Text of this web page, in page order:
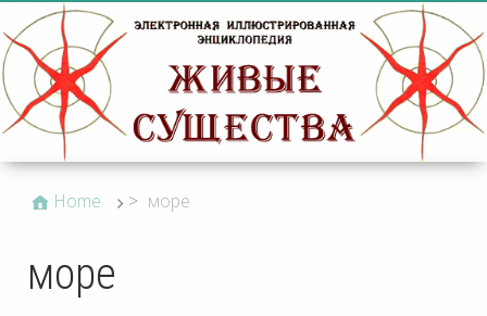
Home > море
море